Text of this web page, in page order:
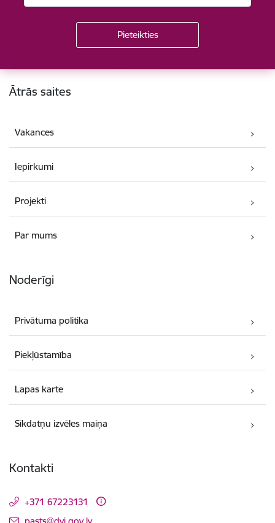
Kājene
Ātrās saites
Vakances
Iepirkumi
Projekti
Par mums
Noderīgi
Privātuma politika
Piekļūstamība
Lapas karte
Sīkdatņu izvēles maiņa
Kontakti
+371 67223131
E-pasts: